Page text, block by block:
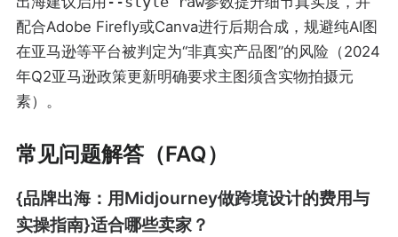
配合Adobe Firefly或Canva进行后期合成，规避纯AI图
在亚马逊等平台被判定为“非真实产品图”的风险（2024
年Q2亚马逊政策更新明确要求主图须含实物拍摄元
素）。
常见问题解答（FAQ）
{品牌出海：用Midjourney做跨境设计的费用与
实操指南}适合哪些卖家？